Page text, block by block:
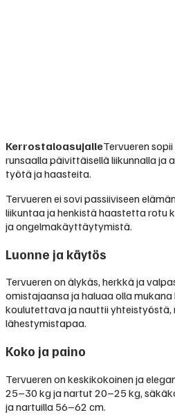
KerrostaloasujalleTervueren
runsaalla päivittäisellä liikunnalla ja
työtä ja haasteita.
Tervueren ei sovi passiiviseen
liikuntaa ja henkistä haastetta rotu
ja ongelmakäyttäytymistä.
Luonne ja käytös
Tervueren on älykäs, herkkä ja
omistajaansa ja haluaa olla
koulutettava ja nauttii
lähestymistapaa.
Koko ja paino
Tervueren on keskikokoinen ja
25–30 kg ja nartut 20–25 kg,
ja nartuilla 56–62 cm.